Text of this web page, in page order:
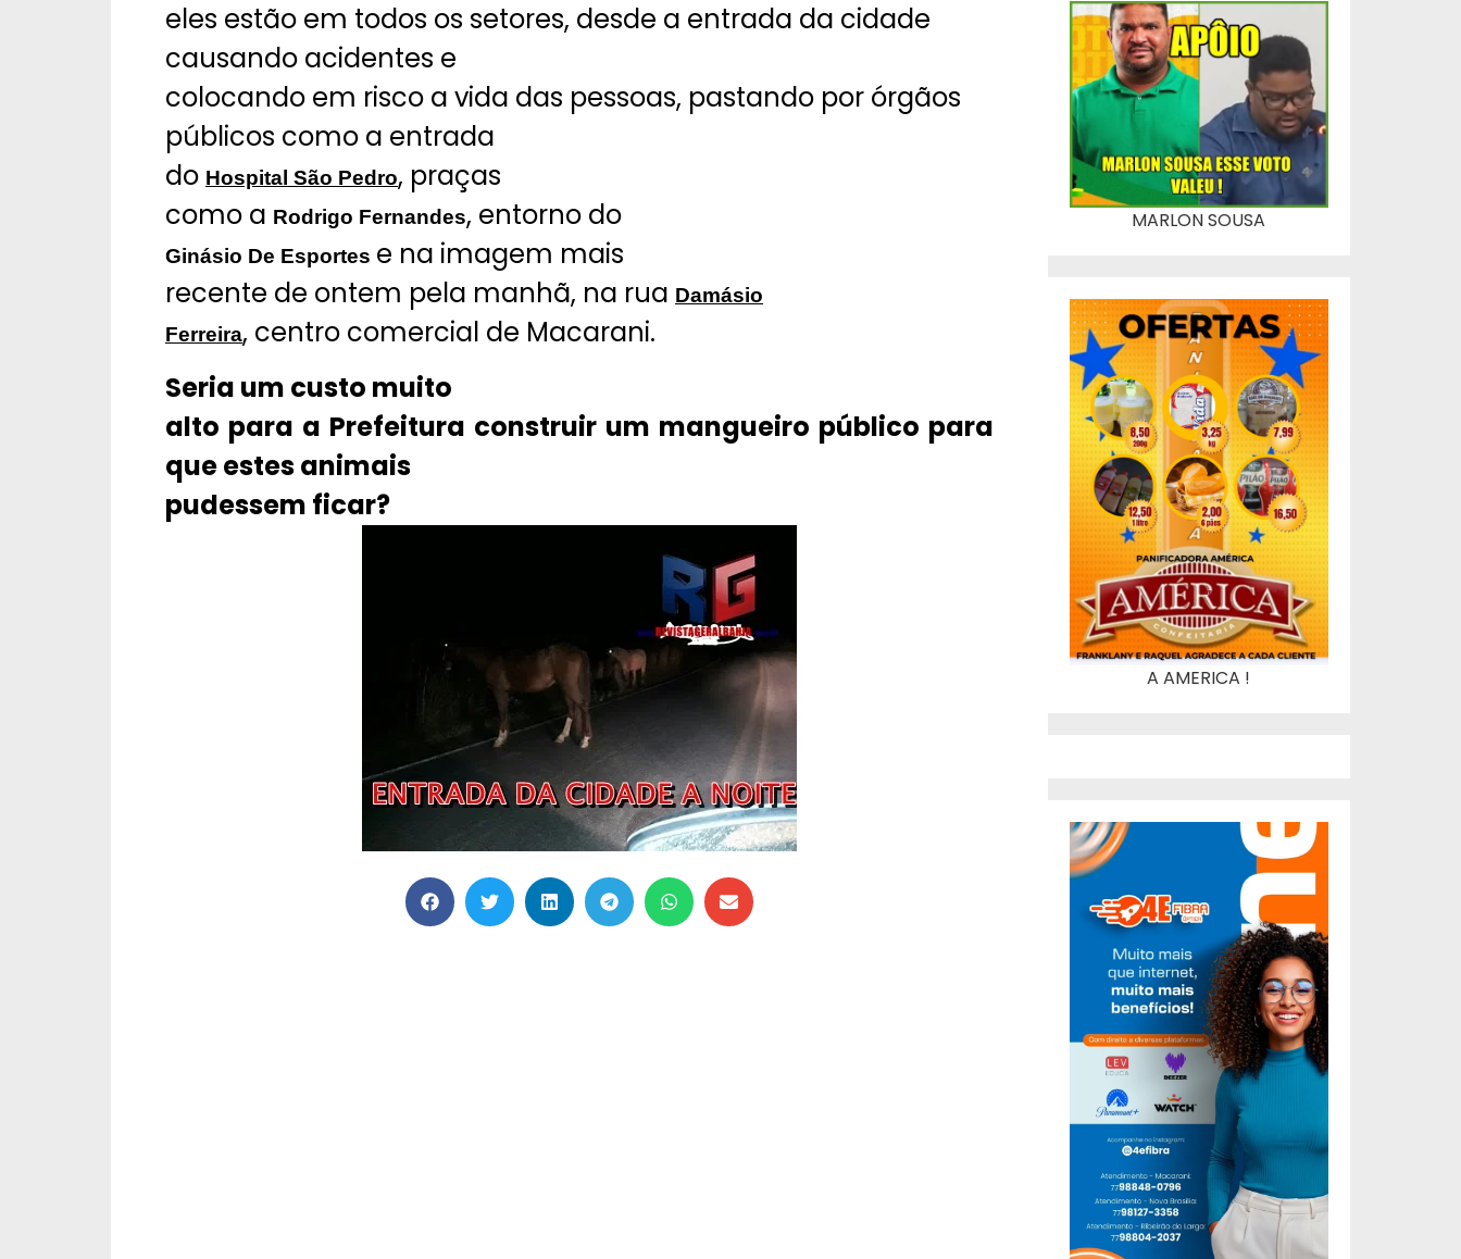
eles estão em todos os setores, desde a entrada da cidade
causando acidentes e
colocando em risco a vida das pessoas, pastando por órgãos
públicos como a entrada
do Hospital São Pedro, praças
como a Rodrigo Fernandes, entorno do
Ginásio De Esportes e na imagem mais
recente de ontem pela manhã, na rua Damásio
Ferreira, centro comercial de Macarani.
Seria um custo muito
alto para a Prefeitura construir um mangueiro público para
que estes animais
pudessem ficar?
MARLON SOUSA
A AMERICA !